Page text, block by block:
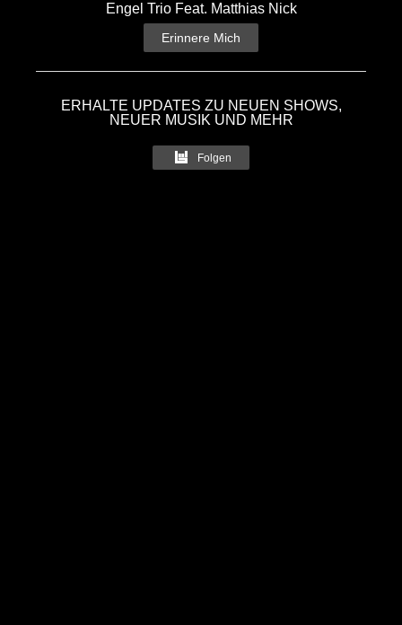
Engel Trio Feat. Matthias Nick
Erinnere Mich
ERHALTE UPDATES ZU NEUEN SHOWS,
NEUER MUSIK UND MEHR
Folgen